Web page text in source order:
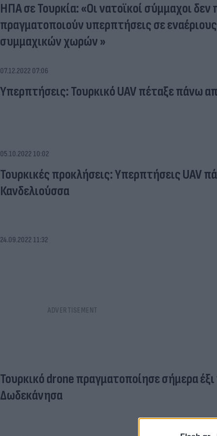
ΗΠΑ σε Τουρκία: «Οι νατοϊκοί σύμμαχοι δεν
πραγματοποιούν υπερπτήσεις σε
συμμαχικών χωρών »
07.12.2022 07:06
Υπερπτήσεις: Τουρκικό UAV πέταξε πάνω
05.10.2022 10:02
Τουρκικές προκλήσεις: Υπερπτήσεις UAV
Κανδελιούσσα
24.09.2022 11:32
Τουρκικό drone πραγματοποίησε σήμερα
Δωδεκάνησα